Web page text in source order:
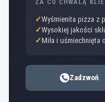
ZA CO CHWALĄ
Wyśmienita pizza z
Wysokiej jakości
Miła i uśmiechnięta
Zadzwoń